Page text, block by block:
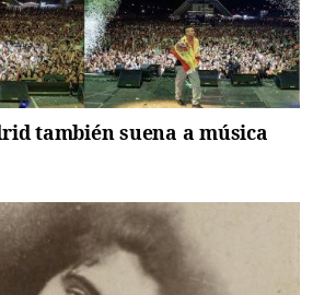
también suena a música